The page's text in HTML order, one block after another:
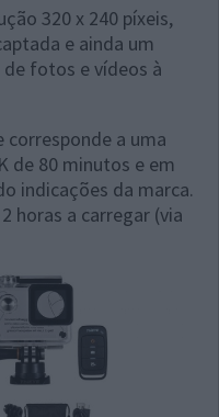
320 x 240 píxeis,
e ainda um
fotos e vídeos à
corresponde a uma
de 80 minutos e em
indicações da marca.
horas a carregar (via